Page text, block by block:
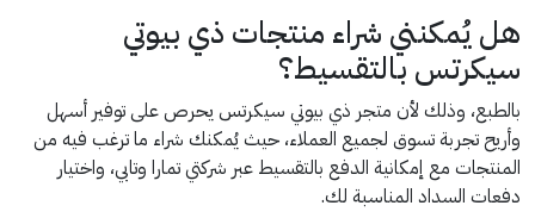
هل يُمكنني شراء منتجات ذي بيوتي
سيكرتس بالتقسيط؟
بالطبع، وذلك لأن متجر ذي بيوتي سيكرتس يحرص على توفير أسهل
وأريح تجربة تسوق لجميع العملاء، حيث يُمكنك شراء ما ترغب فيه من
المنتجات مع إمكانية الدفع بالتقسيط عبر شركتي تمارا وتابي، واختيار
دفعات السداد المناسبة لك.